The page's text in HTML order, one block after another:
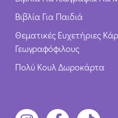
Βιβλία Για Παιδιά
Θεματικές Ευχετήριες
Γεωγραφόφιλους
Πολύ Κουλ Δωροκάρτα